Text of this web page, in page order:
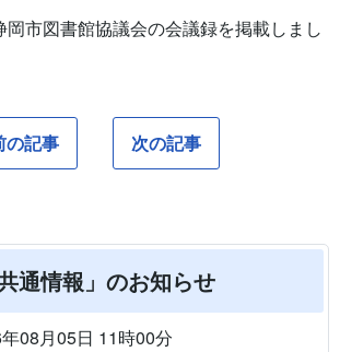
市図書館協議会の会議録を掲載しまし
の記事 次の記事
共通情報」のお知らせ
08月05日 11時00分